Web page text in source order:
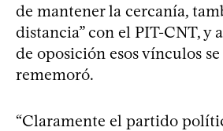
de mantener la cercanía,
distancia” con el PIT-CNT, y
de oposición esos vínculos
rememoró.
“Claramente el partido